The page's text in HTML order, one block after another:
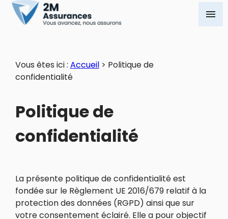
menu
Vous êtes ici : Accueil> Politique de
confidentialité
Politique de
confidentialité
La présente politique de confidentialité est
fondée sur le Règlement UE 2016/679 relatif à la
protection des données (RGPD) ainsi que sur
votre consentement éclairé. Elle a pour objectif
Panneau de gestion des cookies